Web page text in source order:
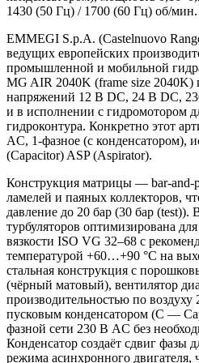
1430 (50 Гц) / 1700 (60 Гц) об/мин.
EMMEGI S.p.A. (Castelnuovo
ведущих европейских
промышленной и мобильной
MG AIR 2040K (frame size 2040K)
напряжений 12 В DC, 24 В DC,
и в исполнении с гидромотором
гидроконтура. Конкретно этот
AC, 1-фазное (с конденсатором),
(Capacitor) ASP (Aspirator).
Конструкция матрицы — bar-and-
ламелей и паяных коллекторов,
давление до 20 бар (30 бар (test)).
турбуляторов оптимизирована
вязкости ISO VG 32–68 с
температурой +60…+90 °C на
стальная конструкция с
(чёрный матовый), вентилятор
производительностью по
пусковым конденсатором (C —
фазной сети 230 В AC без
Конденсатор создаёт сдвиг фазы
режима асинхронного двигателя,